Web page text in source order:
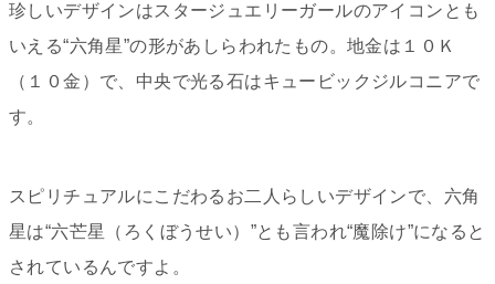
珍しいデザインはスタージュエリーガールのアイコンとも
いえる“六角星”の形があしらわれたもの。地金は１０Ｋ
（１０金）で、中央で光る石はキュービックジルコニアで
す。
スピリチュアルにこだわるお二人らしいデザインで、六角
星は“六芒星（ろくぼうせい）”とも言われ“魔除け”になると
されているんですよ。